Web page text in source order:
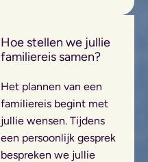
Hoe stellen we jullie
familiereis samen?
Het plannen van een
familiereis begint met
jullie wensen. Tijdens
een persoonlijk gesprek
bespreken we jullie